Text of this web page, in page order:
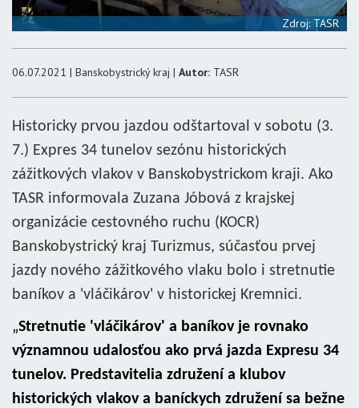
Zdroj: TASR
06.07.2021 | Banskobystrický kraj | Autor: TASR
Historicky prvou jazdou odštartoval v sobotu (3.
7.) Expres 34 tunelov sezónu historických
zážitkových vlakov v Banskobystrickom kraji. Ako
TASR informovala Zuzana Jóbová z krajskej
organizácie cestovného ruchu (KOCR)
Banskobystrický kraj Turizmus, súčasťou prvej
jazdy nového zážitkového vlaku bolo i stretnutie
baníkov a 'vláčikárov' v historickej Kremnici.
„Stretnutie 'vláčikárov' a baníkov je rovnako
významnou udalosťou ako prvá jazda Expresu 34
tunelov. Predstavitelia združení a klubov
historických vlakov a baníckych združení sa bežne